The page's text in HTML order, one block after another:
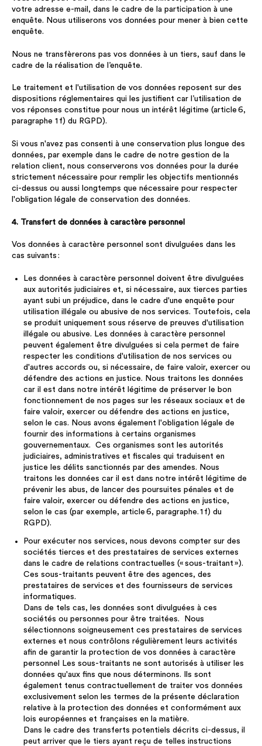
votre adresse e-mail, dans le cadre de la participation à une
enquête. Nous utiliserons vos données pour mener à bien cette
enquête.
Nous ne transfèrerons pas vos données à un tiers, sauf dans le
cadre de la réalisation de l’enquête.
Le traitement et l'utilisation de vos données reposent sur des
dispositions réglementaires qui les justifient car l’utilisation de
vos réponses constitue pour nous un intérêt légitime (article 6,
paragraphe 1 f) du RGPD).
Si vous n'avez pas consenti à une conservation plus longue des
données, par exemple dans le cadre de notre gestion de la
relation client, nous conserverons vos données pour la durée
strictement nécessaire pour remplir les objectifs mentionnés
ci-dessus ou aussi longtemps que nécessaire pour respecter
l'obligation légale de conservation des données.
4. Transfert de données à caractère personnel
Vos données à caractère personnel sont divulguées dans les
cas suivants :
Les données à caractère personnel doivent être divulguées
aux autorités judiciaires et, si nécessaire, aux tierces parties
ayant subi un préjudice, dans le cadre d'une enquête pour
utilisation illégale ou abusive de nos services. Toutefois, cela
se produit uniquement sous réserve de preuves d'utilisation
illégale ou abusive. Les données à caractère personnel
peuvent également être divulguées si cela permet de faire
respecter les conditions d'utilisation de nos services ou
d'autres accords ou, si nécessaire, de faire valoir, exercer ou
défendre des actions en justice. Nous traitons les données
car il est dans notre intérêt légitime de préserver le bon
fonctionnement de nos pages sur les réseaux sociaux et de
faire valoir, exercer ou défendre des actions en justice,
selon le cas. Nous avons également l'obligation légale de
fournir des informations à certains organismes
gouvernementaux. Ces organismes sont les autorités
judiciaires, administratives et fiscales qui traduisent en
justice les délits sanctionnés par des amendes. Nous
traitons les données car il est dans notre intérêt légitime de
prévenir les abus, de lancer des poursuites pénales et de
faire valoir, exercer ou défendre des actions en justice,
selon le cas (par exemple, article 6, paragraphe. 1 f) du
RGPD).
Pour exécuter nos services, nous devons compter sur des
sociétés tierces et des prestataires de services externes
dans le cadre de relations contractuelles (« sous-traitant »).
Ces sous-traitants peuvent être des agences, des
prestataires de services et des fournisseurs de services
informatiques.
Dans de tels cas, les données sont divulguées à ces
sociétés ou personnes pour être traitées. Nous
sélectionnons soigneusement ces prestataires de services
externes et nous contrôlons régulièrement leurs activités
afin de garantir la protection de vos données à caractère
personnel Les sous-traitants ne sont autorisés à utiliser les
données qu'aux fins que nous déterminons. Ils sont
également tenus contractuellement de traiter vos données
exclusivement selon les termes de la présente déclaration
relative à la protection des données et conformément aux
lois européennes et françaises en la matière.
Dans le cadre des transferts potentiels décrits ci-dessus, il
peut arriver que le tiers ayant reçu de telles instructions